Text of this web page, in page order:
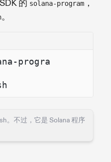
的 solana-program ，
。
progra
。不过，它是 Solana 程序